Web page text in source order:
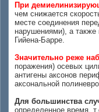
При
чем снижается
месте соединения
нарушениями), а также
Гийена-Барре.
Значительно реже
поражения) осевых
антигены аксонов
аксональной
Для большинства
определенное время,